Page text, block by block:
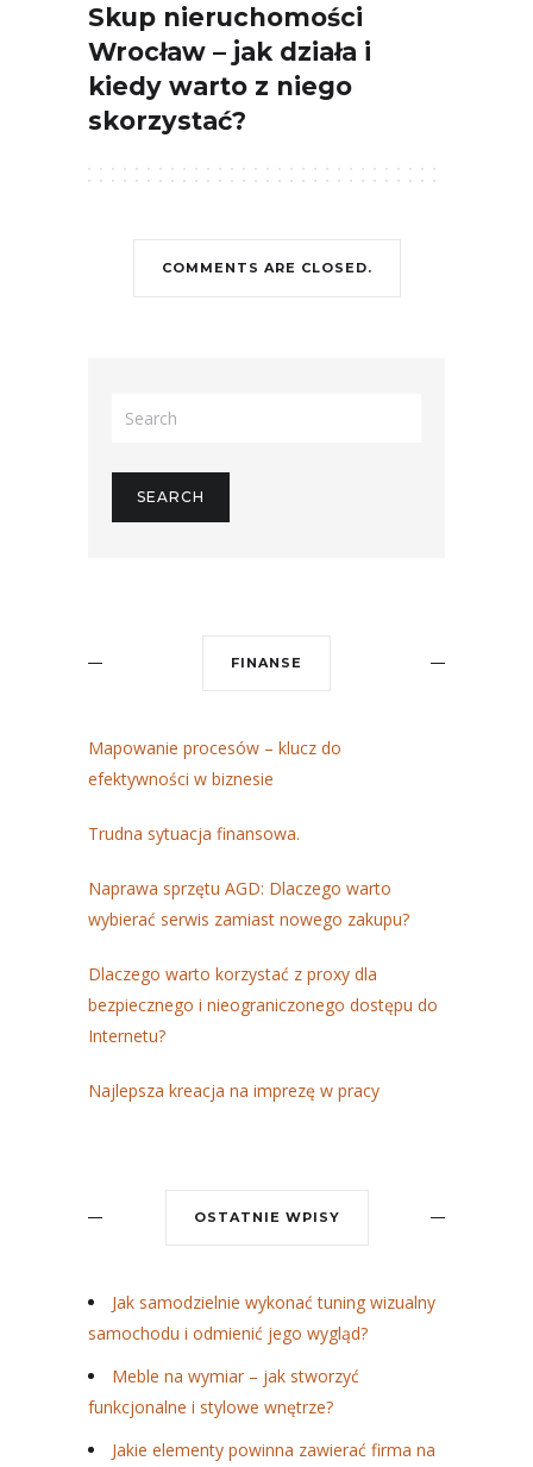
Skup nieruchomości
Wrocław – jak działa i
kiedy warto z niego
skorzystać?
COMMENTS ARE CLOSED.
FINANSE
Mapowanie procesów – klucz do
efektywności w biznesie
Trudna sytuacja finansowa.
Naprawa sprzętu AGD: Dlaczego warto
wybierać serwis zamiast nowego zakupu?
Dlaczego warto korzystać z proxy dla
bezpiecznego i nieograniczonego dostępu do
Internetu?
Najlepsza kreacja na imprezę w pracy
OSTATNIE WPISY
Jak samodzielnie wykonać tuning wizualny
samochodu i odmienić jego wygląd?
Meble na wymiar – jak stworzyć
funkcjonalne i stylowe wnętrze?
Jakie elementy powinna zawierać firma na